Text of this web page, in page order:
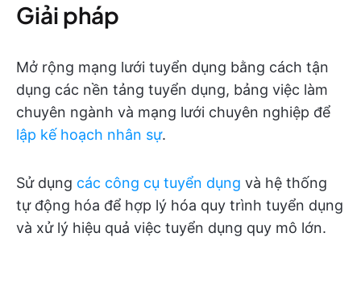
Giải pháp
Mở rộng mạng lưới tuyển dụng bằng cách tận
dụng các nền tảng tuyển dụng, bảng việc làm
chuyên ngành và mạng lưới chuyên nghiệp để
lập kế hoạch nhân sự.
Sử dụng các công cụ tuyển dụng và hệ thống
tự động hóa để hợp lý hóa quy trình tuyển dụng
và xử lý hiệu quả việc tuyển dụng quy mô lớn.